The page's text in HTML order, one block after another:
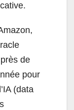
de
pour
(data